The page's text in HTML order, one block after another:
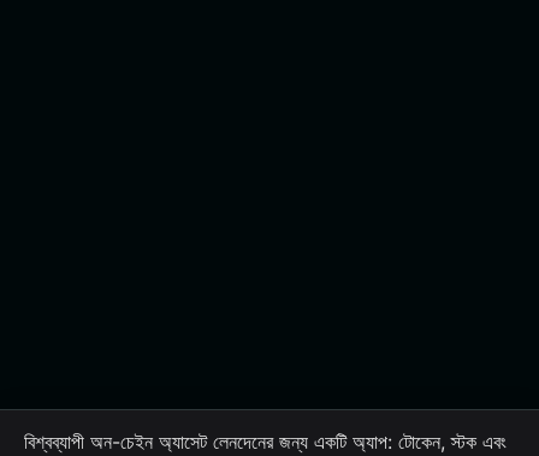
বিশ্বব্যাপী অন-চেইন অ্যাসেট লেনদেনের জন্য একটি অ্যাপ: টোকেন, স্টক এবং